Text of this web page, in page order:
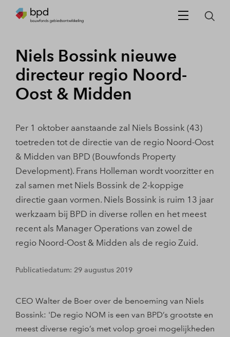
Niels Bossink nieuwe
directeur regio Noord-
Oost & Midden
Per 1 oktober aanstaande zal Niels Bossink (43)
toetreden tot de directie van de regio Noord-Oost
& Midden van BPD (Bouwfonds Property
Development). Frans Holleman wordt voorzitter en
zal samen met Niels Bossink de 2-koppige
directie gaan vormen. Niels Bossink is ruim 13 jaar
werkzaam bij BPD in diverse rollen en het meest
recent als Manager Operations van zowel de
regio Noord-Oost & Midden als de regio Zuid.
Publicatiedatum: 29 augustus 2019
CEO Walter de Boer over de benoeming van Niels
Bossink: 'De regio NOM is een van BPD’s grootste en
meest diverse regio’s met volop groei mogelijkheden